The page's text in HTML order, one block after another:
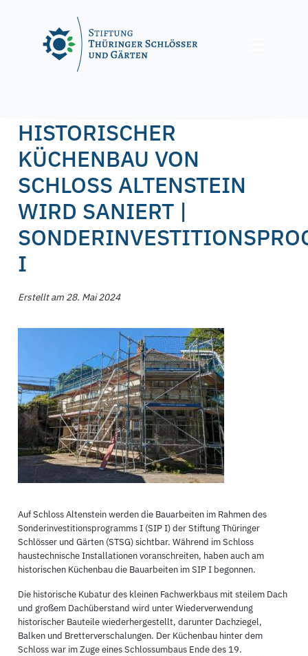
HISTORISCHER
KÜCHENBAU VON
SCHLOSS ALTENSTEIN
WIRD SANIERT |
I
Erstellt am 28. Mai 2024
Auf Schloss Altenstein werden die Bauarbeiten im Rahmen des
Sonderinvestitionsprogramms I (SIP I) der Stiftung Thüringer
Schlösser und Gärten (STSG) sichtbar. Während im Schloss
haustechnische Installationen voranschreiten, haben auch am
historischen Küchenbau die Bauarbeiten im SIP I begonnen.
Die historische Kubatur des kleinen Fachwerkbaus mit steilem Dach
und großem Dachüberstand wird unter Wiederverwendung
historischer Bauteile wiederhergestellt, darunter Dachziegel,
Balken und Bretterverschalungen. Der Küchenbau hinter dem
Schloss war im Zuge eines Schlossumbaus Ende des 19.